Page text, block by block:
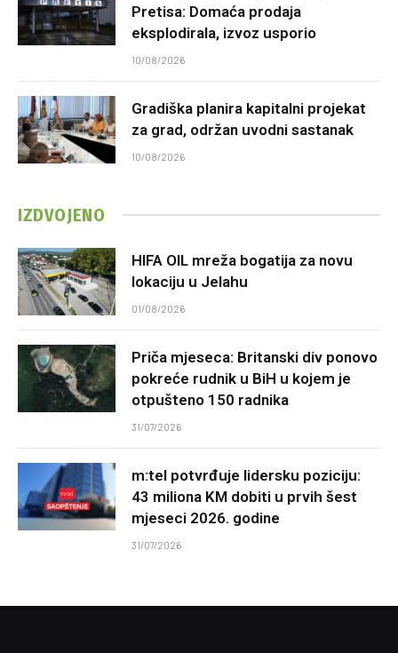
Pretisa: Domaća prodaja
eksplodirala, izvoz usporio
10/08/2026
Gradiška planira kapitalni projekat
za grad, održan uvodni sastanak
10/08/2026
IZDVOJENO
HIFA OIL mreža bogatija za novu
lokaciju u Jelahu
01/08/2026
Priča mjeseca: Britanski div ponovo
pokreće rudnik u BiH u kojem je
otpušteno 150 radnika
31/07/2026
m:tel potvrđuje lidersku poziciju:
43 miliona KM dobiti u prvih šest
mjeseci 2026. godine
31/07/2026